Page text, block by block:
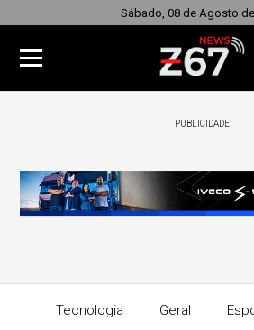
Sábado, 08 de Agosto
PUBLICIDADE
Tecnologia Geral